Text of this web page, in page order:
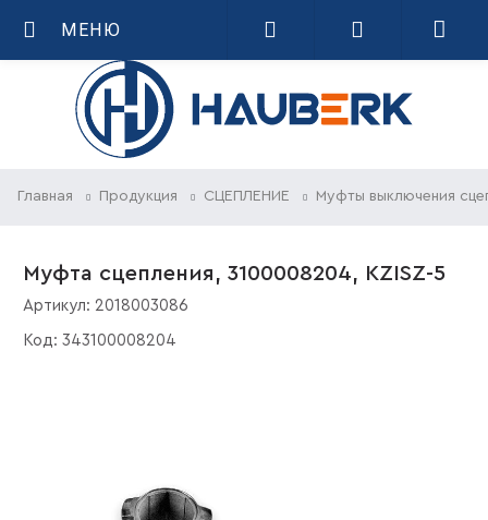
МЕНЮ
Главная Продукция СЦЕПЛЕНИЕ Муфты выключения
Муфта сцепления, 3100008204, KZISZ-5
Артикул: 2018003086
Код: 343100008204